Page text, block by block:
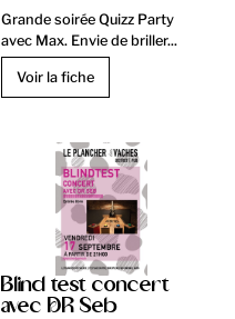
Grande soirée Quizz Party
avec Max. Envie de briller...
Voir la fiche
Blind test concert
avec DR Seb